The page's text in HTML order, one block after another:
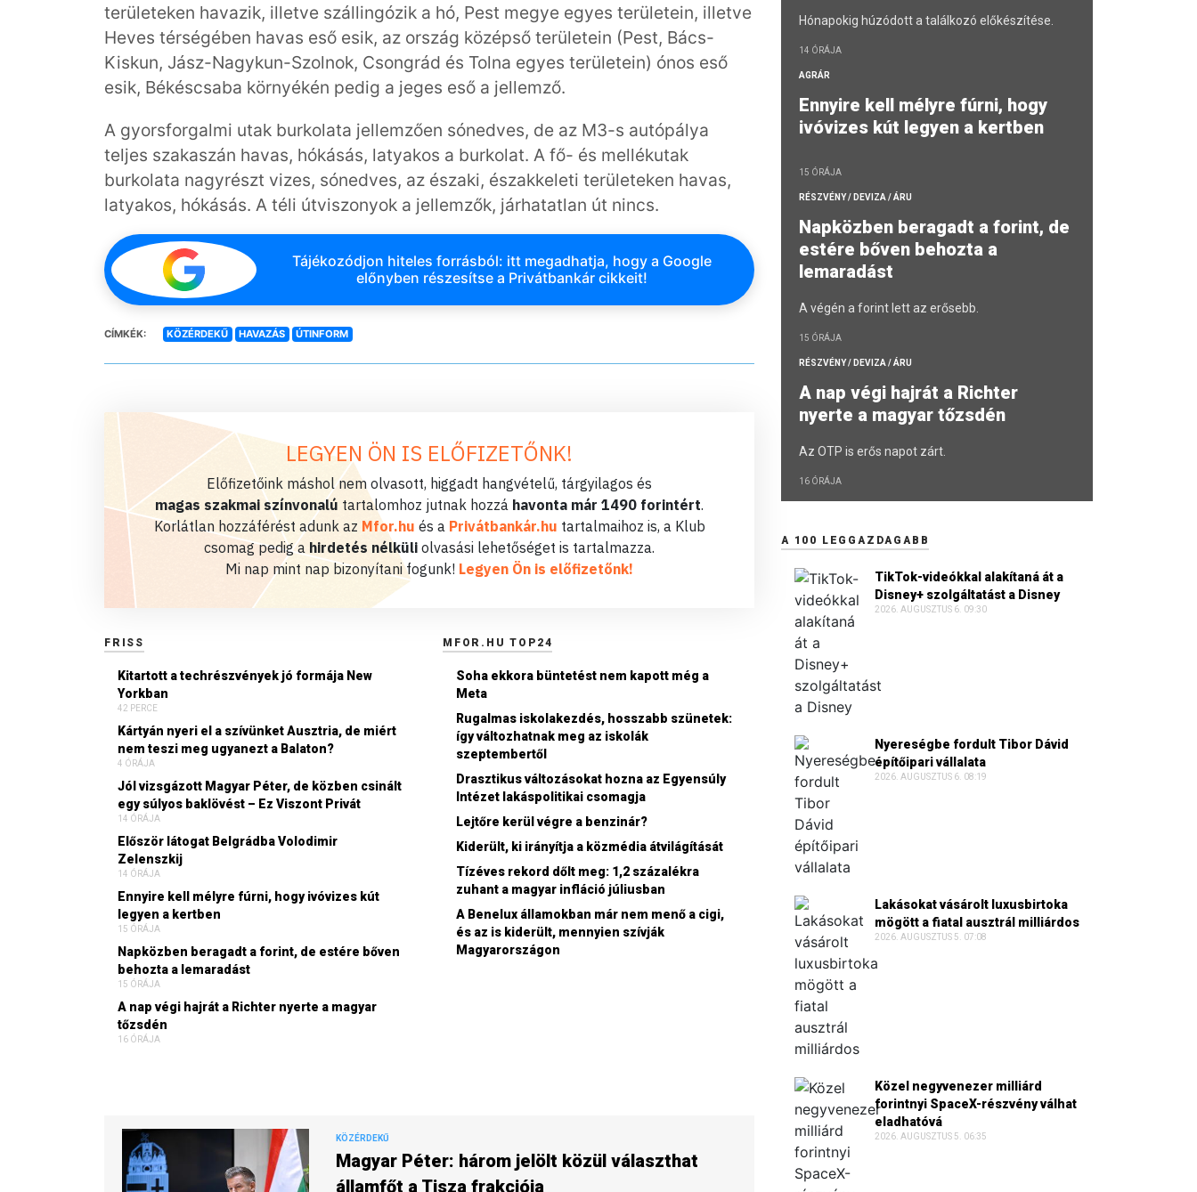
területeken havazik, illetve szállingózik a hó, Pest megye egyes területein, illetve
Heves térségében havas eső esik, az ország középső területein (Pest, Bács-
Kiskun, Jász-Nagykun-Szolnok, Csongrád és Tolna egyes területein) ónos eső
esik, Békéscsaba környékén pedig a jeges eső a jellemző.
A gyorsforgalmi utak burkolata jellemzően sónedves, de az M3-s autópálya
teljes szakaszán havas, hókásás, latyakos a burkolat. A fő- és mellékutak
burkolata nagyrészt vizes, sónedves, az északi, északkeleti területeken havas,
latyakos, hókásás. A téli útviszonyok a jellemzők, járhatatlan út nincs.
Tájékozódjon hiteles forrásból: itt megadhatja, hogy a Google
előnyben részesítse a Privátbankár cikkeit!
CÍMKÉK: KÖZÉRDEKŰ HAVAZÁS ÚTINFORM
LEGYEN ÖN IS ELŐFIZETŐNK!
Előfizetőink máshol nem olvasott, higgadt hangvételű, tárgyilagos és
magas szakmai színvonalú tartalomhoz jutnak hozzá havonta már 1490 forintért.
Korlátlan hozzáférést adunk az Mfor.hu és a Privátbankár.hu tartalmaihoz is, a Klub
csomag pedig a hirdetés nélküli olvasási lehetőséget is tartalmazza.
Mi nap mint nap bizonyítani fogunk! Legyen Ön is előfizetőnk!
FRISS
Kitartott a techrészvények jó formája New
Yorkban
42 PERCE
Kártyán nyeri el a szívünket Ausztria, de miért
nem teszi meg ugyanezt a Balaton?
4 ÓRÁJA
Jól vizsgázott Magyar Péter, de közben csinált
egy súlyos baklövést – Ez Viszont Privát
14 ÓRÁJA
Először látogat Belgrádba Volodimir
Zelenszkij
14 ÓRÁJA
Ennyire kell mélyre fúrni, hogy ivóvizes kút
legyen a kertben
15 ÓRÁJA
Napközben beragadt a forint, de estére bőven
behozta a lemaradást
15 ÓRÁJA
A nap végi hajrát a Richter nyerte a magyar
tőzsdén
16 ÓRÁJA
MFOR.HU TOP24
Soha ekkora büntetést nem kapott még a
Meta
Rugalmas iskolakezdés, hosszabb szünetek:
így változhatnak meg az iskolák
szeptembertől
Drasztikus változásokat hozna az Egyensúly
Intézet lakáspolitikai csomagja
Lejtőre kerül végre a benzinár?
Kiderült, ki irányítja a közmédia átvilágítását
Tízéves rekord dőlt meg: 1,2 százalékra
zuhant a magyar infláció júliusban
A Benelux államokban már nem menő a cigi,
és az is kiderült, mennyien szívják
Magyarországon
KÖZÉRDEKŰ
Magyar Péter: három jelölt közül választhat
államfőt a Tisza frakciója
Hónapokig húzódott a találkozó előkészítése.
14 ÓRÁJA
AGRÁR
Ennyire kell mélyre fúrni, hogy
ivóvizes kút legyen a kertben
15 ÓRÁJA
RÉSZVÉNY / DEVIZA / ÁRU
Napközben beragadt a forint, de
estére bőven behozta a
lemaradást
A végén a forint lett az erősebb.
15 ÓRÁJA
RÉSZVÉNY / DEVIZA / ÁRU
A nap végi hajrát a Richter
nyerte a magyar tőzsdén
Az OTP is erős napot zárt.
16 ÓRÁJA
A 100 LEGGAZDAGABB
TikTok-videókkal alakítaná át a
Disney+ szolgáltatást a Disney
2026. AUGUSZTUS 6. 09:30
Nyereségbe fordult Tibor Dávid
építőipari vállalata
2026. AUGUSZTUS 6. 08:19
Lakásokat vásárolt luxusbirtoka
mögött a fiatal ausztrál milliárdos
2026. AUGUSZTUS 5. 07:08
Közel negyvenezer milliárd
forintnyi SpaceX-részvény válhat
eladhatóvá
2026. AUGUSZTUS 5. 06:35